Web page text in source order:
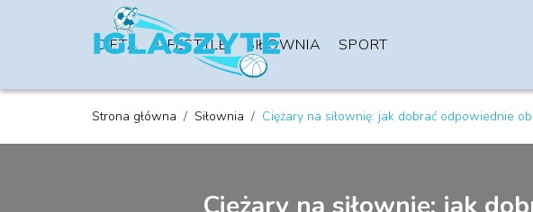
DIETA LIFESTYLE SIŁOWNIA SPORT
Strona główna / Siłownia / Ciężary na siłownię: jak dobrać odpowiednie